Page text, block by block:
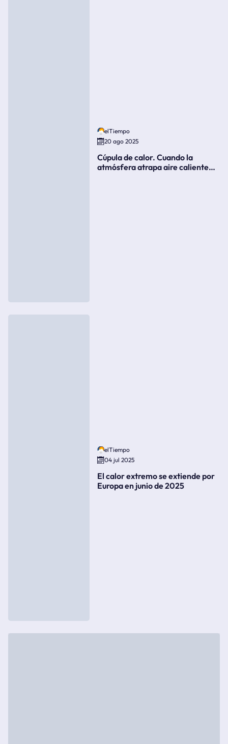
elTiempo
20 ago 2025
Cúpula de calor. Cuando la
atmósfera atrapa aire caliente
elTiempo
04 jul 2025
El calor extremo se extiende por
Europa en junio de 2025